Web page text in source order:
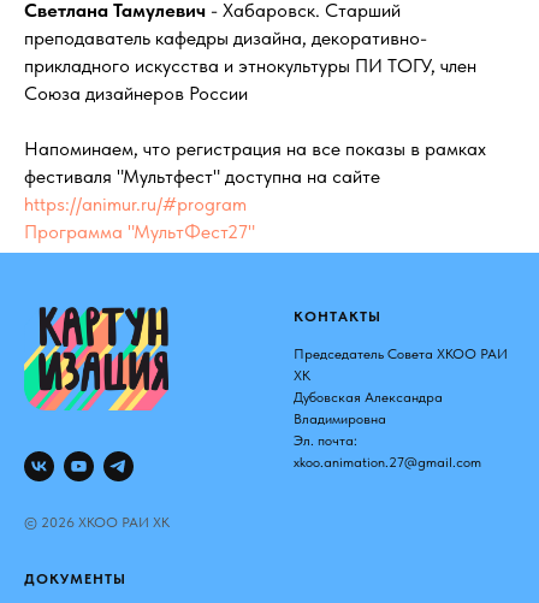
Светлана Тамулевич - Хабаровск. Старший
преподаватель кафедры дизайна, декоративно-
прикладного искусства и этнокультуры ПИ ТОГУ, член
Союза дизайнеров России
Напоминаем, что регистрация на все показы в рамках
фестиваля "Мультфест" доступна на сайте
https://animur.ru/#program
Программа "МультФест27"
© 2026 ХКОО РАИ ХК
КОНТАКТЫ
Председатель Совета ХКОО РАИ
ХК
Дубовская Александра
Владимировна
Эл. почта:
xkoo.animation.27@gmail.com
ДОКУМЕНТЫ